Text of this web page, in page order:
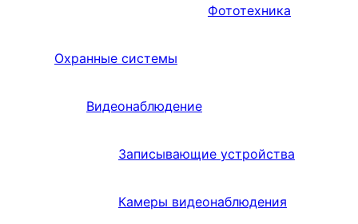
Фототехника
Охранные системы
Видеонаблюдение
Записывающие устройства
Камеры видеонаблюдения